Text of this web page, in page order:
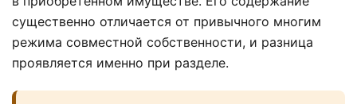
существенно отличается от привычного многим
режима совместной собственности, и разница
проявляется именно при разделе.